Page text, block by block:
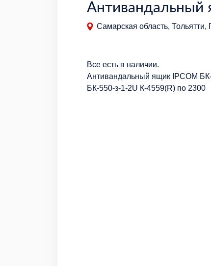
Антивандальный
Самарская область,
Все есть в наличии.
Антивандальный ящик IPCOM
БК-550-з-1-2U К-4559(R) по 2300